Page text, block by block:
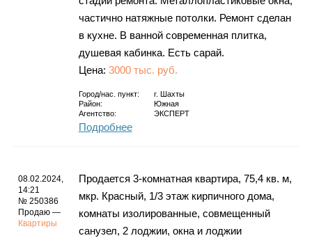
частично натяжные потолки. Ремонт сделан
в кухне. В ванной современная плитка,
душевая кабинка. Есть сарай.
Цена: 3000 тыс. руб.
Город/нас. пункт: г.
Шахты
Район:
Южная
Агентство:
ЭКСПЕРТ
Подробнее
08.02.2024,
14:21
№ 250386
Продаю —
Квартиры
Продается 3-комнатная квартира, 75,4 кв. м,
мкр. Красный, 1/3 этаж кирпичного дома,
комнаты изолированные, совмещенный
санузел, 2 лоджии, окна и лоджии